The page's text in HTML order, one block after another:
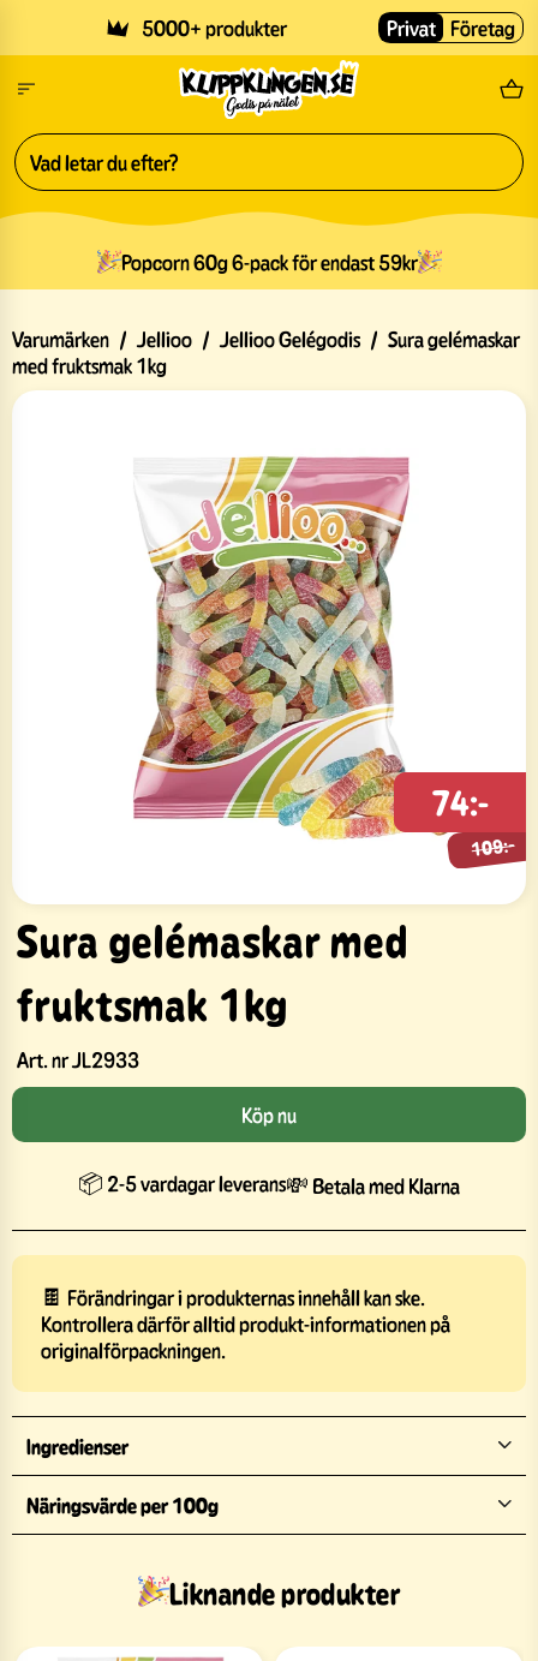
5000+ produkter Fri
Privat Företag
Popcorn 60g 6-pack för endast 59kr
Varumärken / Jellioo / Jellioo Gelégodis / Sura gelémaskar
med fruktsmak 1kg
Sura gelémaskar med
fruktsmak 1kg
Art. nrJL2933
74:-
109:-
109:-
Köp nu
📦 2-5 vardagar leverans💸 Betala med Klarna
🍫 Förändringar i produkternas innehåll kan ske.
Kontrollera därför alltid produkt-informationen på
originalförpackningen.
Ingredienser
Näringsvärde per 100g
Liknande produkter